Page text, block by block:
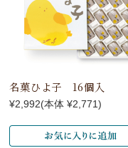
名菓ひよ子 16個入
¥2,992(本体 ¥2,771)